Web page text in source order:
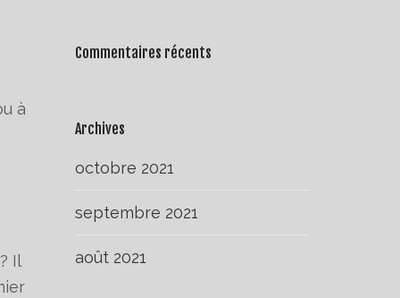
à
Il
Commentaires récents
Archives
octobre 2021
septembre 2021
août 2021